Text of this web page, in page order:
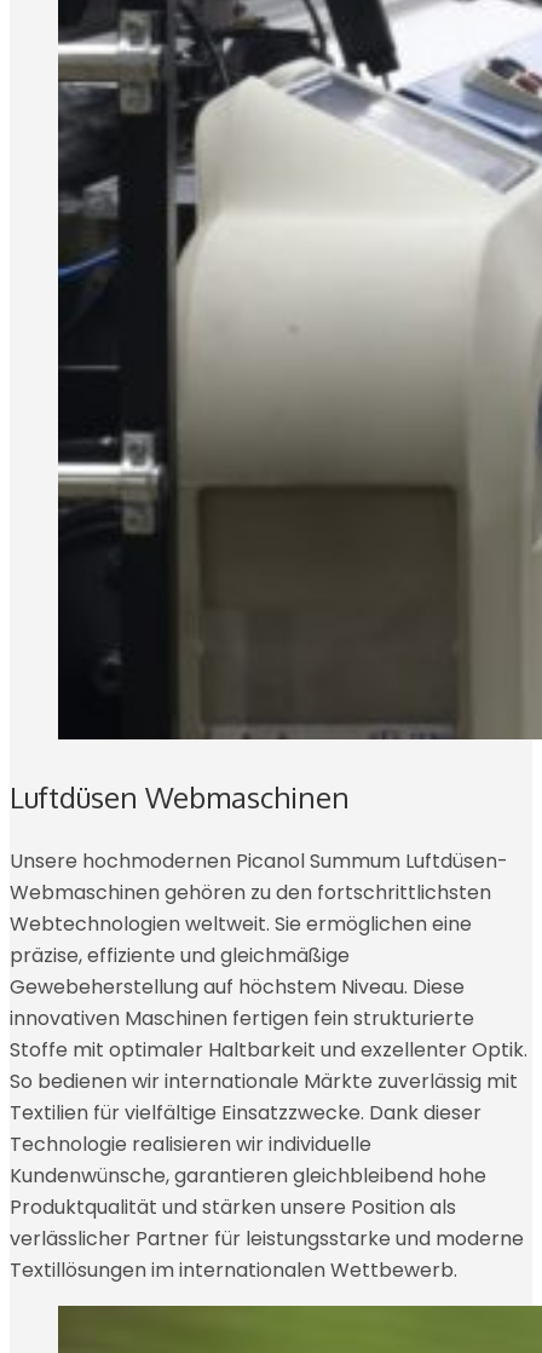
Luftdüsen Webmaschinen
Unsere hochmodernen Picanol Summum Luftdüsen-
Webmaschinen gehören zu den fortschrittlichsten
Webtechnologien weltweit. Sie ermöglichen eine
präzise, effiziente und gleichmäßige
Gewebeherstellung auf höchstem Niveau. Diese
innovativen Maschinen fertigen fein strukturierte
Stoffe mit optimaler Haltbarkeit und exzellenter Optik.
So bedienen wir internationale Märkte zuverlässig mit
Textilien für vielfältige Einsatzzwecke. Dank dieser
Technologie realisieren wir individuelle
Kundenwünsche, garantieren gleichbleibend hohe
Produktqualität und stärken unsere Position als
verlässlicher Partner für leistungsstarke und moderne
Textillösungen im internationalen Wettbewerb.